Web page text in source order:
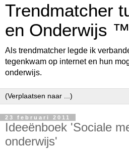
Trendmatcher
en Onderwijs ™
Als trendmatcher legde ik
tegenkwam op internet en hun
onderwijs.
23 februari 2011
Ideeënboek 'Sociale
onderwijs'